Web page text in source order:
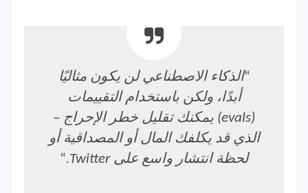
“الذكاء الاصطناعي لن يكون مثاليًا
أبدًا، ولكن باستخدام التقييمات
(evals) يمكنك تقليل خطر الإحراج –
الذي قد يكلفك المال أو المصداقية أو
لحظة انتشار واسع على Twitter.
“